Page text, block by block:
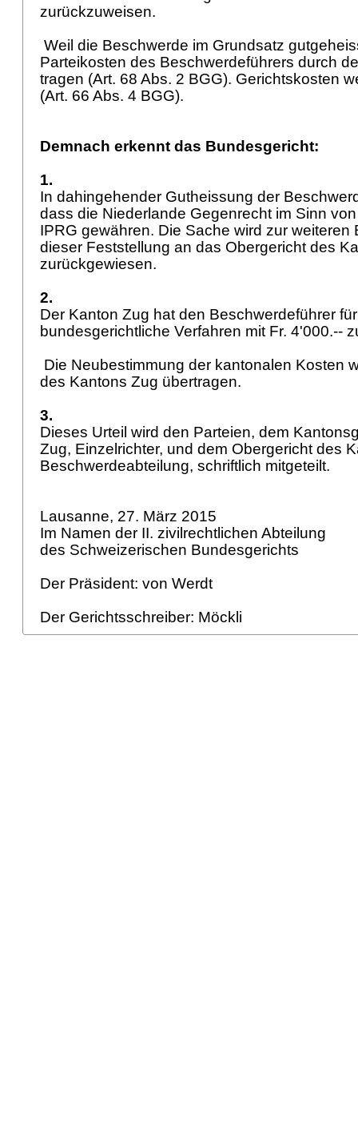
zurückzuweisen.
Weil die Beschwerde im Grundsatz
Parteikosten des Beschwerdeführers durch
tragen (Art. 68 Abs. 2 BGG). Gerichtskosten
(Art. 66 Abs. 4 BGG).
Demnach erkennt das Bundesgericht:
1.
In dahingehender Gutheissung der
dass die Niederlande Gegenrecht im Sinn
IPRG gewähren. Die Sache wird zur weiteren
dieser Feststellung an das Obergericht des
zurückgewiesen.
2.
Der Kanton Zug hat den Beschwerdeführer
bundesgerichtliche Verfahren mit Fr. 4'000.--
Die Neubestimmung der kantonalen Kosten
des Kantons Zug übertragen.
3.
Dieses Urteil wird den Parteien, dem
Zug, Einzelrichter, und dem Obergericht des
Beschwerdeabteilung, schriftlich mitgeteilt.
Lausanne, 27. März 2015
Im Namen der II. zivilrechtlichen Abteilung
des Schweizerischen Bundesgerichts
Der Präsident: von Werdt
Der Gerichtsschreiber: Möckli